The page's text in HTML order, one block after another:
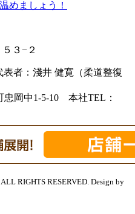
めましょう！
３−２
者：淺井 健寛（柔道整復
忠岡中1-5-10 本社TEL：
RIGHTS RESERVED. Design by